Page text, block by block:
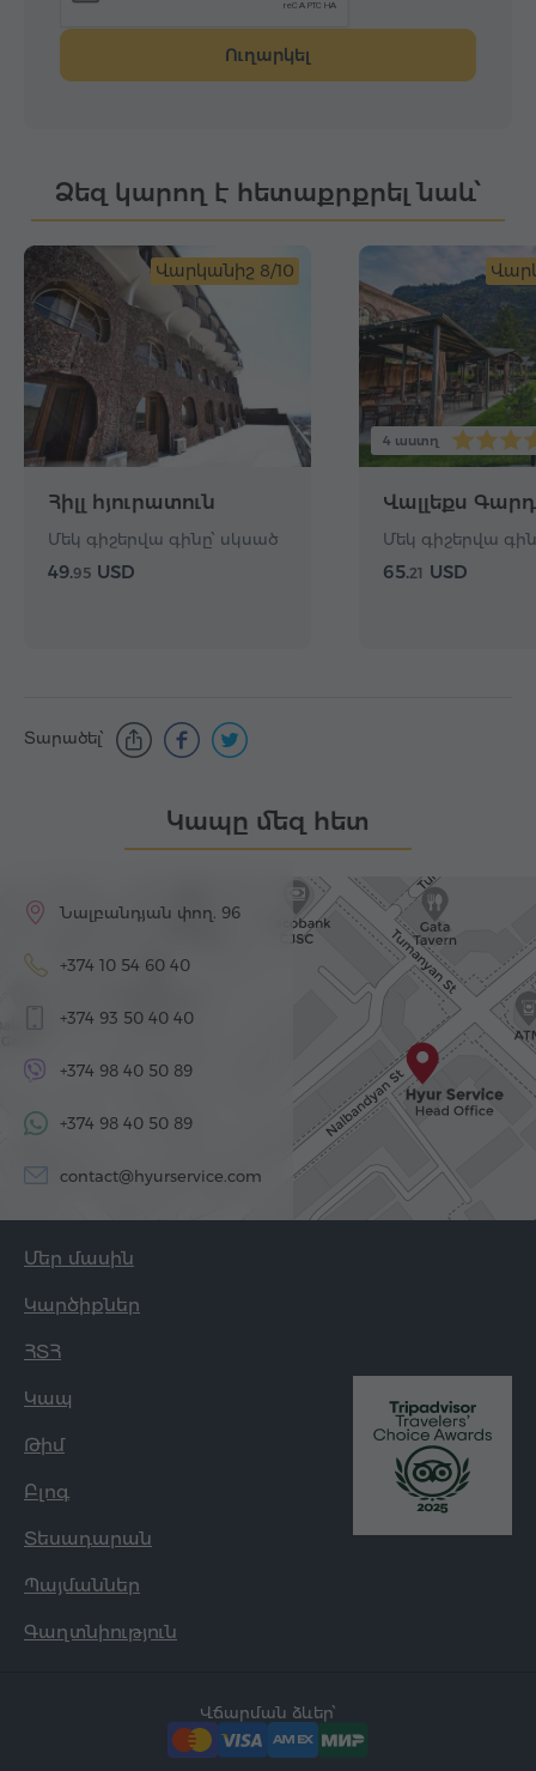
Ուղարկել
Ձեզ կարող է հետաքրքրել նաև՝
Վարկանիշ 8/10
Հիլլ հյուրատուն
Մեկ գիշերվա գինը՝ սկսած
49.95 USD
4 աստղ
Վալլեքս
Մեկ գիշերվա
65.21 USD
Տարածել՝
Կապը մեզ հետ
Նալբանդյան փող. 96
+374 10 54 60 40
+374 93 50 40 40
+374 98 40 50 89
+374 98 40 50 89
contact@hyurservice.com
Մեր մասին
Կարծիքներ
ՀՏՀ
Կապ
Թիմ
Բլոգ
Տեսադարան
Պայմաններ
Գաղտնիություն
Վճարման ձևեր՝